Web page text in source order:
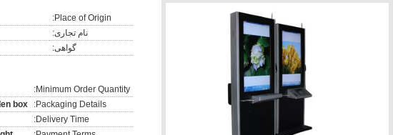
Place of Origin:
نام تجاری:
گواهی:
Minimum Order Quantity:
Packaging Details:
box
Delivery Time: